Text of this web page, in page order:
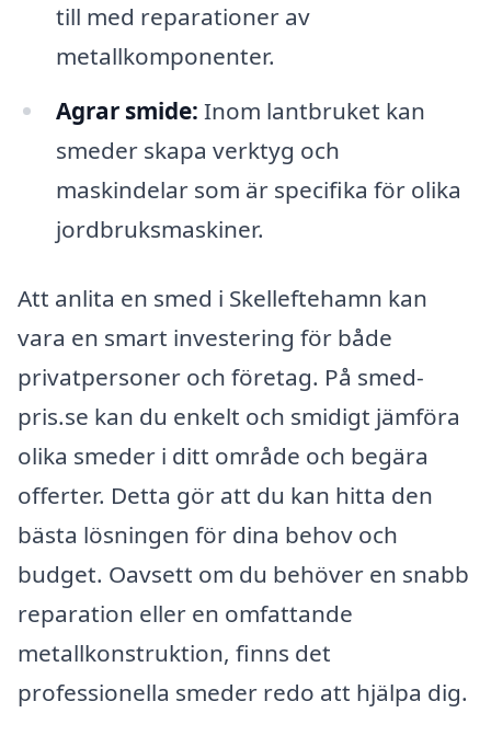
till med reparationer av
metallkomponenter.
Agrar smide: Inom lantbruket kan
smeder skapa verktyg och
maskindelar som är specifika för olika
jordbruksmaskiner.
Att anlita en smed i Skelleftehamn kan
vara en smart investering för både
privatpersoner och företag. På smed-
pris.se kan du enkelt och smidigt jämföra
olika smeder i ditt område och begära
offerter. Detta gör att du kan hitta den
bästa lösningen för dina behov och
budget. Oavsett om du behöver en snabb
reparation eller en omfattande
metallkonstruktion, finns det
professionella smeder redo att hjälpa dig.